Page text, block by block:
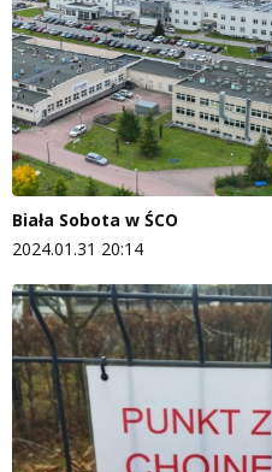
Biała Sobota w ŚCO
2024.01.31 20:14